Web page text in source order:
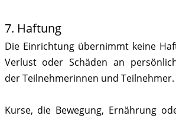
7. Haftung
Die Einrichtung übernimmt keine
Verlust oder Schäden an
der Teilnehmerinnen und Teilnehmer.
Kurse, die Bewegung, Ernährung